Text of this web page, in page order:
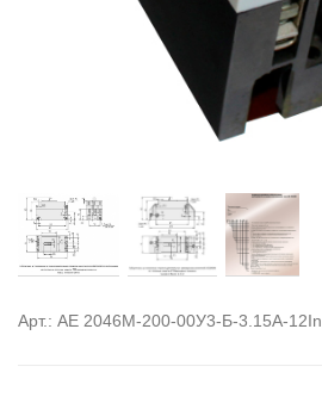
Арт.: АЕ 2046М-200-00У3-Б-3.15А-12In